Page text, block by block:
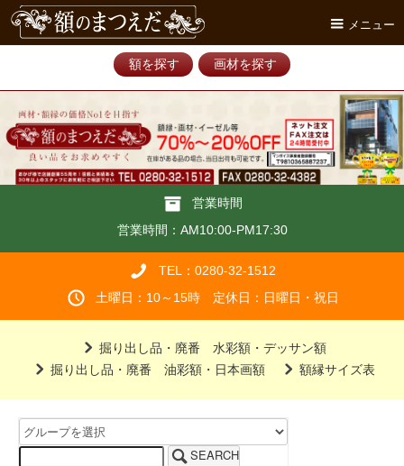
メニュー
額を探す 画材を探す
営業時間
営業時間：AM10:00-PM17:30
TEL：0280-32-1512
土曜日：10～15時 定休日：日曜日・祝日
掘り出し品・廃番 水彩額・デッサン額
掘り出し品・廃番 油彩額・日本画額
額縁サイズ表
SEARCH